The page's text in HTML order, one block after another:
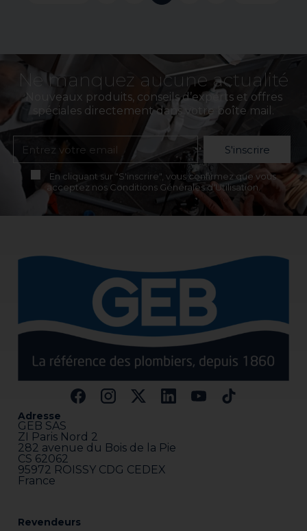
Ne manquez aucune actualité
Nouveaux produits, conseils d’experts et offres
spéciales directement dans votre boîte mail.
En cliquant sur "S'inscrire", vous confirmez que vous
acceptez nos Conditions Générales d'Utilisation.
S'inscrire
Adresse
GEB SAS
ZI Paris Nord 2
282 avenue du Bois de la Pie
CS 62062
95972 ROISSY CDG CEDEX
France
Revendeurs